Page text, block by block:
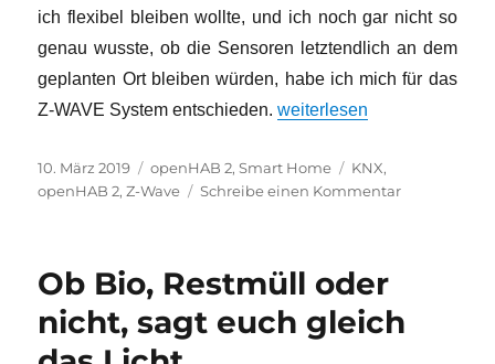
ich flexibel bleiben wollte, und ich noch gar nicht so
genau wusste, ob die Sensoren letztendlich an dem
geplanten Ort bleiben würden, habe ich mich für das
Z-WAVE System entschieden.„Light to go!“
weiterlesen
Veröffentlicht
am
10. März 2019 Kategorien
openHAB 2,Smart Home Schlagwörter
KNX,
openHAB 2,Z-Wave Schreibe einen Kommentarzu
Ob Bio, Restmüll oder
nicht, sagt euch gleich